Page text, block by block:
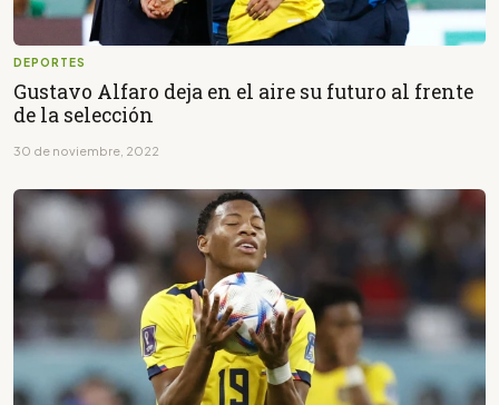
DEPORTES
Gustavo Alfaro deja en el aire su futuro al frente
de la selección
30 de noviembre, 2022